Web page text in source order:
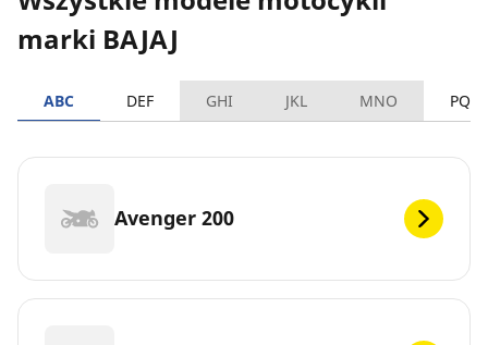
marki BAJAJ
ABC DEF GHI JKL MNO PQRS
Avenger 200